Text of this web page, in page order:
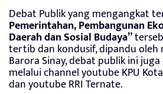
Debat Publik yang mengangkat
Pemerintahan, Pembangunan
Daerah dan Sosial Budaya”
tertib dan kondusif, dipandu oleh
Barora Sinay, debat publik ini
melalui channel youtube KPU
dan youtube RRI Ternate.